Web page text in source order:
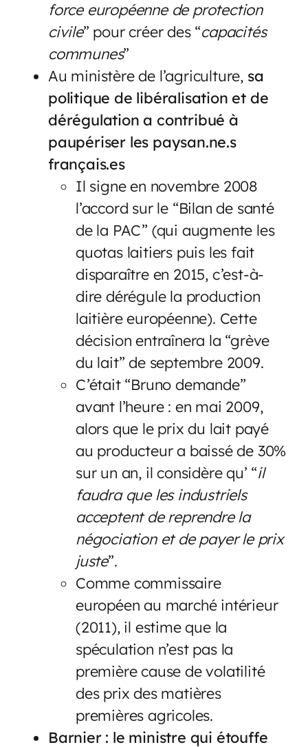
force européenne de protection
civile” pour créer des “capacités
communes”
Au ministère de l’agriculture, sa
politique de libéralisation et de
dérégulation a contribué à
paupériser les paysan.ne.s
français.es
Il signe en novembre 2008
l’accord sur le “Bilan de santé
de la PAC” (qui augmente les
quotas laitiers puis les fait
disparaître en 2015, c’est-à-
dire dérégule la production
laitière européenne). Cette
décision entraînera la “grève
du lait” de septembre 2009.
C’était “Bruno demande”
avant l’heure : en mai 2009,
alors que le prix du lait payé
au producteur a baissé de 30%
sur un an, il considère qu’ “il
faudra que les industriels
acceptent de reprendre la
négociation et de payer le prix
juste”.
Comme commissaire
européen au marché intérieur
(2011), il estime que la
spéculation n’est pas la
première cause de volatilité
des prix des matières
premières agricoles.
Barnier : le ministre qui étouffe